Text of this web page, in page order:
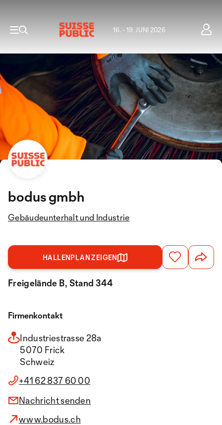
16. - 19. JUNI 2026
bodus gmbh
Gebäudeunterhalt und Industrie
HALLENPLAN ZEIGEN
Freigelände B, Stand 344
Firmenkontakt
Industriestrasse 28a
5070 Frick
Schweiz
+41 62 837 60 00
Nachricht senden
www.bodus.ch